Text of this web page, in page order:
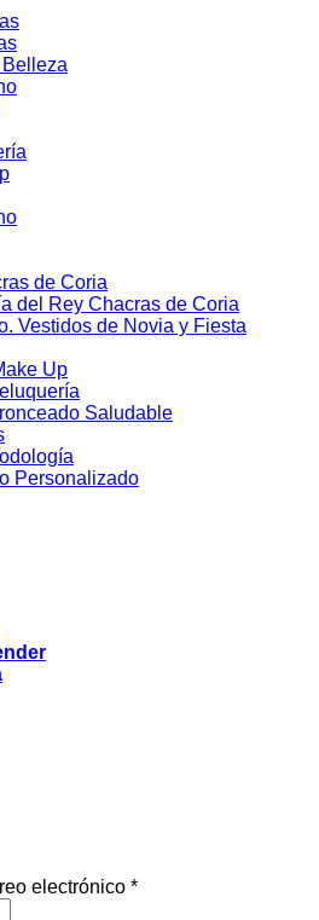
de Coria
del Rey Chacras de Coria
Vestidos de Novia y Fiesta
Up
Saludable
Personalizado
electrónico *Obligatorio